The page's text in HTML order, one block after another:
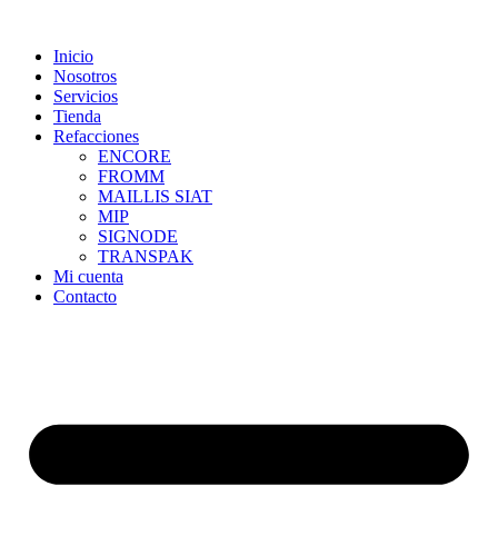
contentInicio
Nosotros
Servicios
Tienda
Refacciones
ENCORE
FROMM
MAILLIS SIAT
MIP
SIGNODE
TRANSPAK
Mi cuenta
Contacto